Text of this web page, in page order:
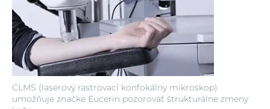
CLMS (laserový rastrovací konfokálny mikroskop)
umožňuje značke Eucerin pozorovať štrukturálne zmeny